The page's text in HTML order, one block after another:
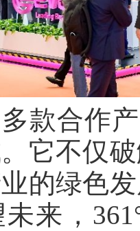
款合作
它不仅
的绿色
来，